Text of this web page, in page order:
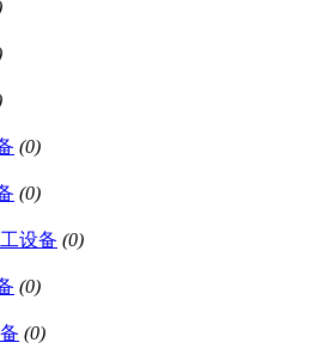
(0)
(0)
设备 (0)
(0)
(0)